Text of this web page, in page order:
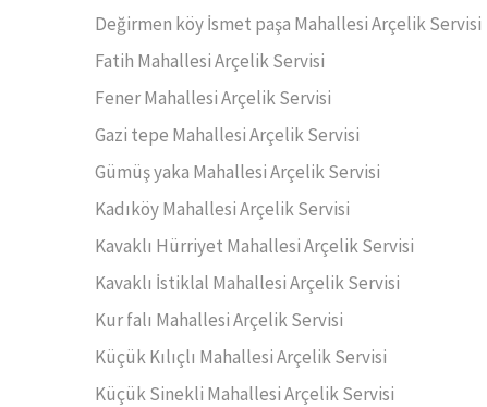
Değirmen köy İsmet paşa Mahallesi Arçelik Servisi
Fatih Mahallesi Arçelik Servisi
Fener Mahallesi Arçelik Servisi
Gazi tepe Mahallesi Arçelik Servisi
Gümüş yaka Mahallesi Arçelik Servisi
Kadıköy Mahallesi Arçelik Servisi
Kavaklı Hürriyet Mahallesi Arçelik Servisi
Kavaklı İstiklal Mahallesi Arçelik Servisi
Kur falı Mahallesi Arçelik Servisi
Küçük Kılıçlı Mahallesi Arçelik Servisi
Küçük Sinekli Mahallesi Arçelik Servisi